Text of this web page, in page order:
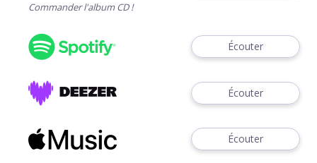
Commander l'album CD !
Écouter
Écouter
Écouter